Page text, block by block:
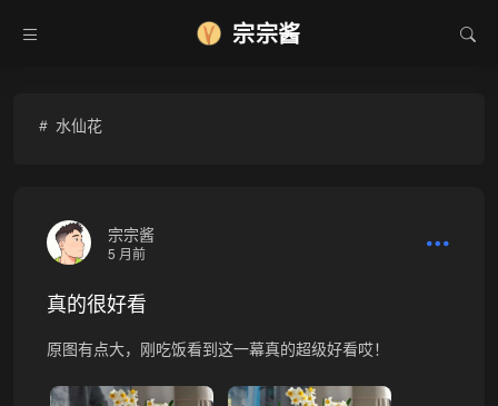
宗宗酱
水仙花
宗宗酱
5 月前
真的很好看
原图有点大，刚吃饭看到这一幕真的超级好看哎！